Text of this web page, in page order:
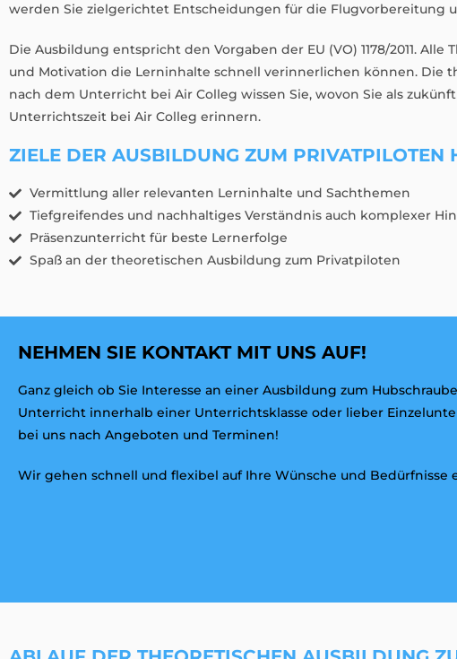
werden Sie zielgerichtet Entscheidungen für die Flugvorbereitung
Die Ausbildung entspricht den Vorgaben der EU (VO) 1178/2011.
und Motivation die Lerninhalte schnell verinnerlichen können. Die
nach dem Unterricht bei Air Colleg wissen Sie, wovon Sie als
Unterrichtszeit bei Air Colleg erinnern.
ZIELE DER AUSBILDUNG ZUM PRIVATPILOTEN
Vermittlung aller relevanten Lerninhalte und Sachthemen
Tiefgreifendes und nachhaltiges Verständnis auch komplexer
Präsenzunterricht für beste Lernerfolge
Spaß an der theoretischen Ausbildung zum Privatpiloten
NEHMEN SIE KONTAKT MIT UNS AUF!
Ganz gleich ob Sie Interesse an einer Ausbildung zum
Unterricht innerhalb einer Unterrichtsklasse oder lieber
bei uns nach Angeboten und Terminen!
Wir gehen schnell und flexibel auf Ihre Wünsche und Bedürfnisse